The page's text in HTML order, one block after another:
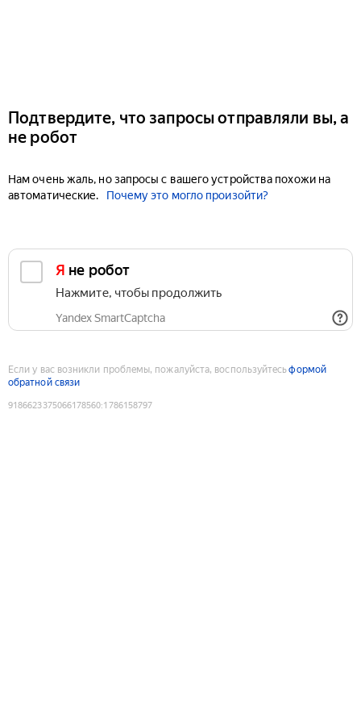
Подтвердите, что запросы отправляли вы, а
не робот
Нам очень жаль, но запросы с вашего устройства похожи на
автоматические.
Почему это могло произойти?
Я не робот
Нажмите, чтобы продолжить
Yandex SmartCaptcha
Если у вас возникли проблемы, пожалуйста, воспользуйтесьформой
обратной связи
9186623375066178560:1786158797